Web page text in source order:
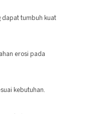
dapat tumbuh kuat
erosi pada
kebutuhan.